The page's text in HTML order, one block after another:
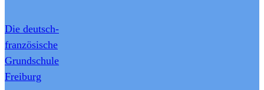
Die deutsch-
französische
Grundschule
Freiburg